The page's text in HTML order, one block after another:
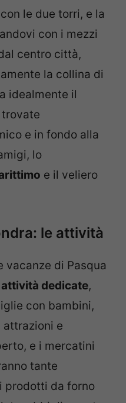
le due torri, e la
con i mezzi
centro città,
la collina di
idealmente il
trovate
e in fondo alla
lo
e il veliero
le attività
vacanze di Pasqua
attività dedicate,
con bambini,
attrazioni e
e i mercatini
tante
prodotti da forno